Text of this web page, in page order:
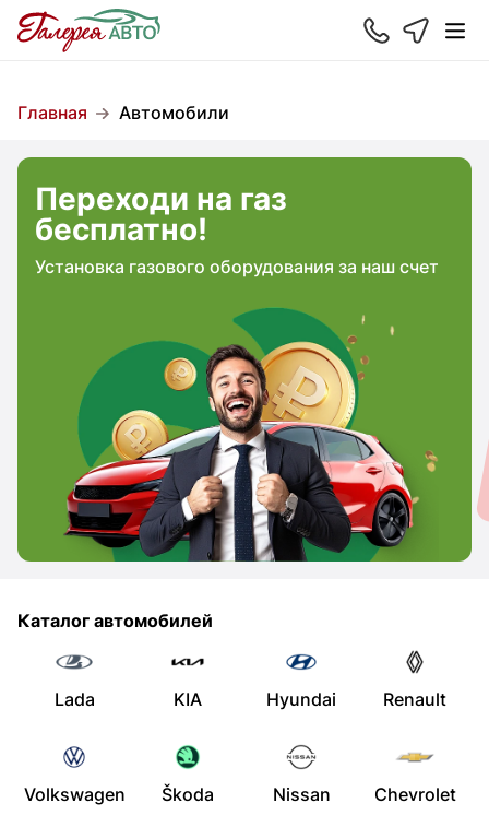
Главная Автомобили
Переходи на газ
бесплатно!
Установка газового оборудования за наш счет
Каталог автомобилей
Lada KIA Hyundai Renault
Volkswagen Škoda Nissan Chevrolet